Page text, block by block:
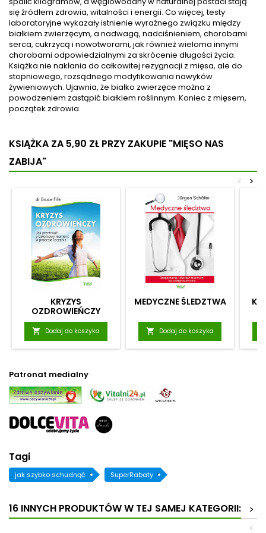
akupunktura od akupresury?
Czym są meridiany i energia
Qi. Poznasz również historię
akupunktury oraz
najnowsze...
ketotarianizm, zarządzania
makroskładnikami,
określania tolerancji...
się źródłem zdrowia, witalności i energii. Co więcej, testy
laboratoryjne wykazały istnienie wyraźnego związku między
białkiem zwierzęcym, a nadwagą, nadciśnieniem, chorobami
serca, cukrzycą i nowotworami, jak również wieloma innymi
chorobami odpowiedzialnymi za skrócenie długości życia.
Książka nie nakłania do całkowitej rezygnacji z mięsa, ale do
stopniowego, rozsądnego modyfikowania nawyków
żywieniowych. Ujawnia, że białko zwierzęce można z
powodzeniem zastąpić białkiem roślinnym. Koniec z mięsem,
początek zdrowia.
KSIĄŻKA ZA 5,90 ZŁPRZY ZAKUPIE "MIĘSO NAS
ZABIJA"
>
<
KRYZYS
OZDROWIEŃCZY
 Dodaj do koszyka
MEDYCZNE ŚLEDZTWA
 Dodaj do koszyka
Patronat medialny
Tagi
jak szybko schudnąć SuperRabaty
16 INNYCH PRODUKTÓW W TEJ SAMEJ KATEGORII:
>
<